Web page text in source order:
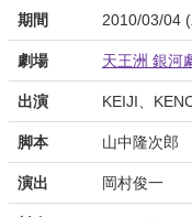
期間 2010/03/04
劇場 天王洲 銀河
出演 KEIJI、
脚本 山中隆次郎
演出 岡村俊一